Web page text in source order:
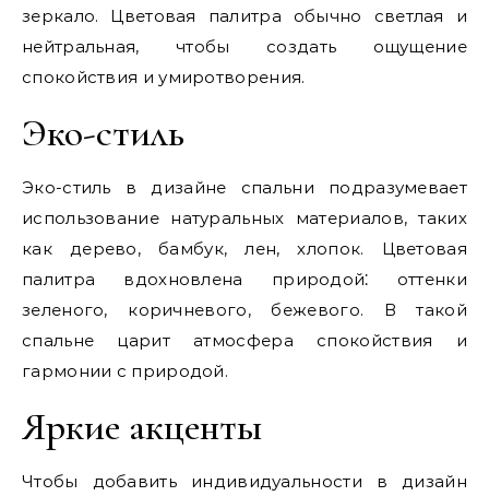
зеркало. Цветовая палитра обычно светлая и
нейтральная, чтобы создать ощущение
спокойствия и умиротворения.
Эко-стиль
Эко-стиль в дизайне спальни подразумевает
использование натуральных материалов, таких
как дерево, бамбук, лен, хлопок. Цветовая
палитра вдохновлена природой⁚ оттенки
зеленого, коричневого, бежевого. В такой
спальне царит атмосфера спокойствия и
гармонии с природой.
Яркие акценты
Чтобы добавить индивидуальности в дизайн